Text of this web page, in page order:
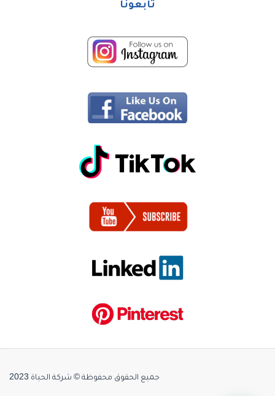
تابعونا
جميع الحقوق محفوظة © شركة الحياة 2023